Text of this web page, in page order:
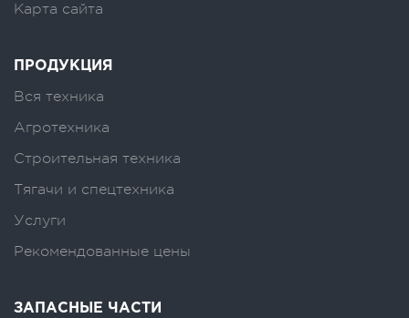
Карта сайта
ПРОДУКЦИЯ
Вся техника
Агротехника
Строительная техника
Тягачи и спецтехника
Услуги
Рекомендованные цены
ЗАПАСНЫЕ ЧАСТИ